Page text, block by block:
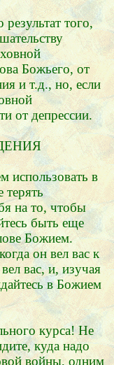
того,
Божьего, от
и т.д., но, если
от депрессии.
использовать в
терять
на то, чтобы
быть еще
Божием.
он вел вас к
вас, и, изучая
в Божием
курса! Не
куда надо
войны, одним